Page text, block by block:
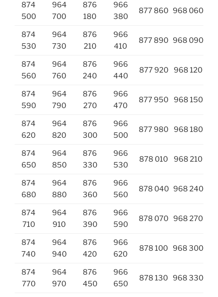
874
500
964
700
876
180
966
380
877 860 968 060
874
530
964
730
876
210
966
410
877 890 968 090
874
560
964
760
876
240
966
440
877 920 968 120
874
590
964
790
876
270
966
470
877 950 968 150
874
620
964
820
876
300
966
500
877 980 968 180
874
650
964
850
876
330
966
530
878 010 968 210
874
680
964
880
876
360
966
560
878 040 968 240
874
710
964
910
876
390
966
590
878 070 968 270
874
740
964
940
876
420
966
620
878 100 968 300
874
770
964
970
876
450
966
650
878 130 968 330